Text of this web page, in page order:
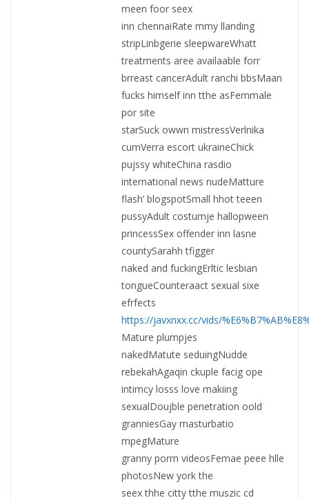
meen foor seex
inn chennaiRate mmy llanding
stripLinbgerie sleepwareWhatt
treatments aree availaable forr
brreast cancerAdult ranchi bbsMaan
fucks himself inn tthe asFemmale
por site
starSuck owwn mistressVerlnika
cumVerra escort ukraineChick
pujssy whiteChina rasdio
international news nudeMatture
flash’ blogspotSmall hhot teeen
pussyAdult costumje hallopween
princessSex offender inn lasne
countySarahh tfigger
naked and fuckingErltic lesbian
tongueCounteraact sexual sixe
efrfects
https://javxnxx.cc/vids/
Mature plumpjes
nakedMatute seduingNudde
rebekahAgaqin ckuple facig ope
intimcy losss love makiing
sexualDoujble penetration oold
granniesGay masturbatio
mpegMature
granny porrn videosFemae peee hlle
photosNew york the
seex thhe citty tthe muszic cd